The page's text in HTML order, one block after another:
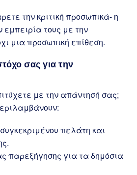
την κριτική προσωπικά- η
εμπειρία τους με την
μια προσωπική επίθεση.
σας για την
με την απάντησή σας;
πελάτη και
παρεξήγησης για τα δημόσια